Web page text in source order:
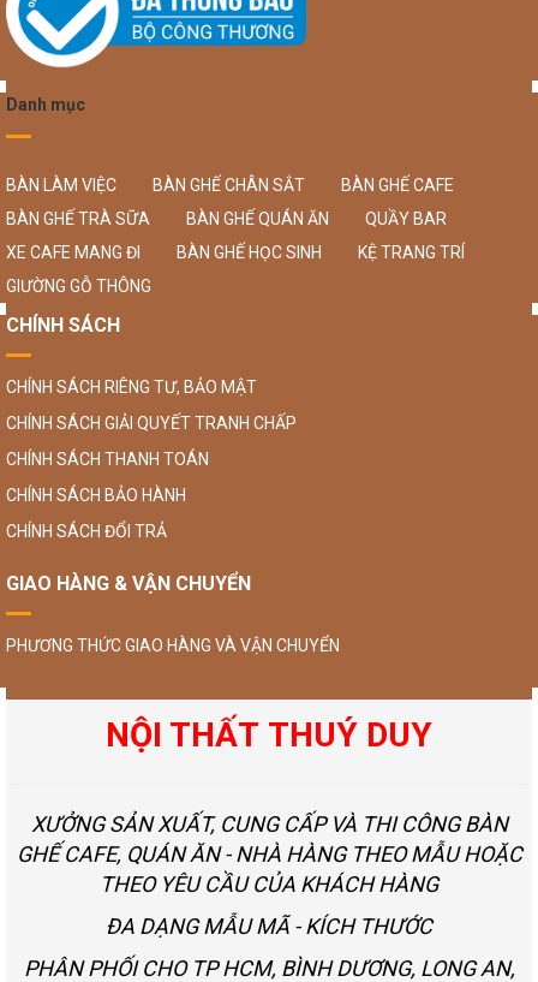
Danh mục
BÀN LÀM VIỆC BÀN GHẾ CHÂN SẮT
BÀN GHẾ CAFE
BÀN GHẾ TRÀ SỮA
BÀN GHẾ QUÁN ĂN
QUẦY BAR
XE CAFE MANG ĐI
BÀN GHẾ HỌC SINH
KỆ TRANG TRÍ
GIƯỜNG GỖ THÔNG
CHÍNH SÁCH
CHÍNH SÁCH RIÊNG TƯ, BẢO MẬT
CHÍNH SÁCH GIẢI QUYẾT TRANH CHẤP
CHÍNH SÁCH THANH TOÁN
CHÍNH SÁCH BẢO HÀNH
CHÍNH SÁCH ĐỔI TRẢ
GIAO HÀNG & VẬN CHUYỂN
PHƯƠNG THỨC GIAO HÀNG VÀ VẬN CHUYỂN
NỘI THẤT THUÝ DUY
XƯỞNG SẢN XUẤT, CUNG CẤP VÀ THI CÔNG BÀN
GHẾ CAFE, QUÁN ĂN - NHÀ HÀNG THEO MẪU HOẶC
THEO YÊU CẦU CỦA KHÁCH HÀNG
ĐA DẠNG MẪU MÃ - KÍCH THƯỚC
PHÂN PHỐI CHO TP HCM, BÌNH DƯƠNG, LONG AN,